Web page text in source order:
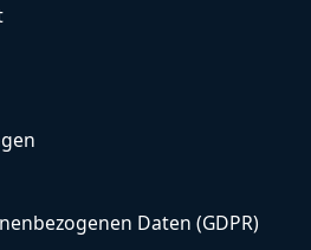
Daten (GDPR)